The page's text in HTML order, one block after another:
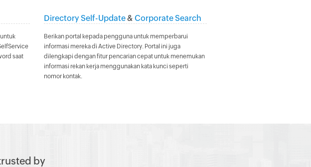
saat
Directory Self-Update& Corporate Search
Berikan portal kepada pengguna untuk memperbarui
informasi mereka di Active Directory. Portal ini juga
dilengkapi dengan fitur pencarian cepat untuk menemukan
informasi rekan kerja menggunakan kata kunci seperti
nomor kontak.
by